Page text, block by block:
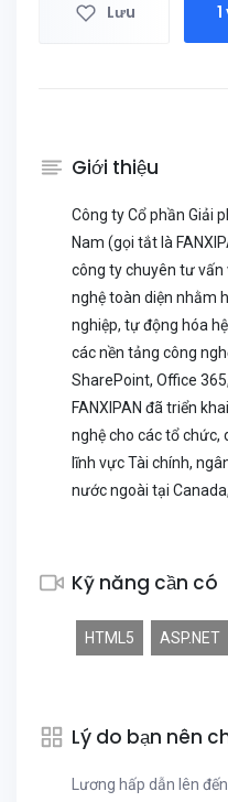
Lưu
Giới thiệu
Công ty Cổ phần Giải
Nam (gọi tắt là
công ty chuyên tư vấn
nghệ toàn diện nhằm
nghiệp, tự động hóa
các nền tảng công
SharePoint, Office
FANXIPAN đã triển
nghệ cho các tổ chức,
lĩnh vực Tài chính,
nước ngoài tại
Kỹ năng cần có
HTML5 ASP.NET
Lý do bạn nên
Lương hấp dẫn lên